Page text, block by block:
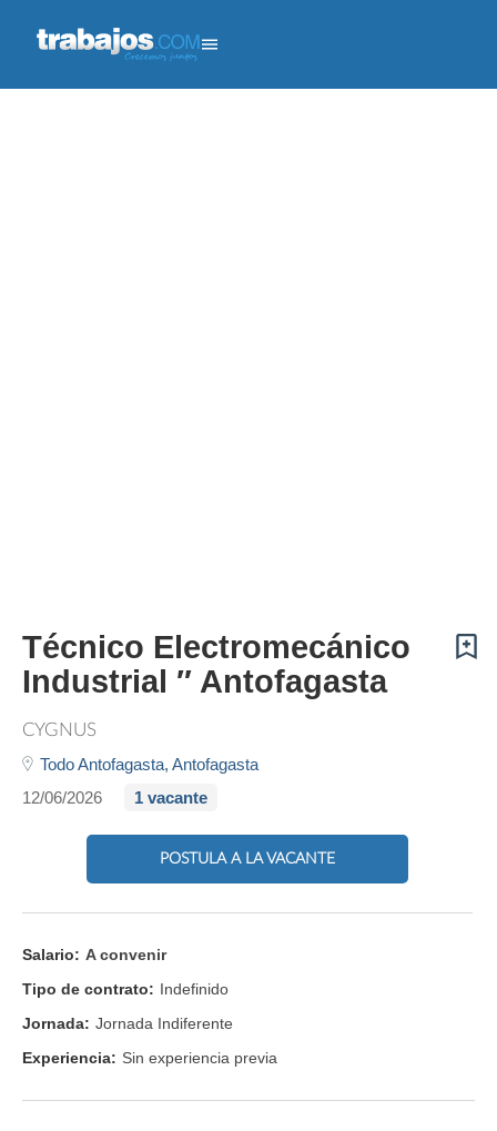
Técnico Electromecánico
Industrial ″ Antofagasta
CYGNUS
Todo Antofagasta, Antofagasta
12/06/2026
1 vacante
POSTULA A LA VACANTE
Salario: A convenir
Tipo de contrato: Indefinido
Jornada: Jornada Indiferente
Experiencia: Sin experiencia previa